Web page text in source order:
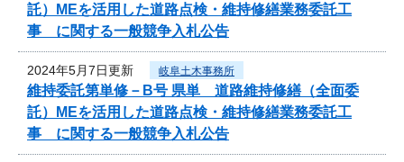
託）MEを活用した道路点検・維持修繕業務委託工
事 に関する一般競争入札公告
2024年5月7日更新 岐阜土木事務所
維持委託第単修－B号 県単 道路維持修繕（全面委
託）MEを活用した道路点検・維持修繕業務委託工
事 に関する一般競争入札公告